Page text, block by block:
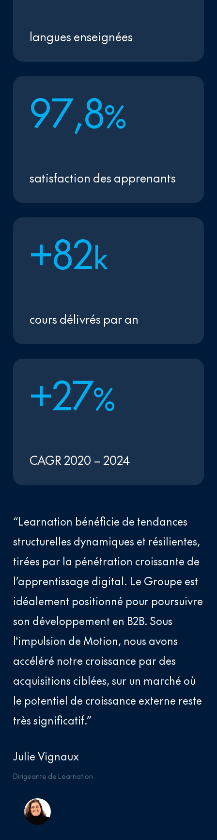
langues enseignées
97,8%
satisfaction des apprenants
+82k
cours délivrés par an
+27%
CAGR 2020 – 2024
“Learnation bénéficie de tendances
structurelles dynamiques et résilientes,
tirées par la pénétration croissante de
l’apprentissage digital. Le Groupe est
idéalement positionné pour poursuivre
son développement en B2B. Sous
l'impulsion de Motion, nous avons
accéléré notre croissance par des
acquisitions ciblées, sur un marché où
le potentiel de croissance externe reste
très significatif.”
Julie Vignaux
Dirigeante de Learnation